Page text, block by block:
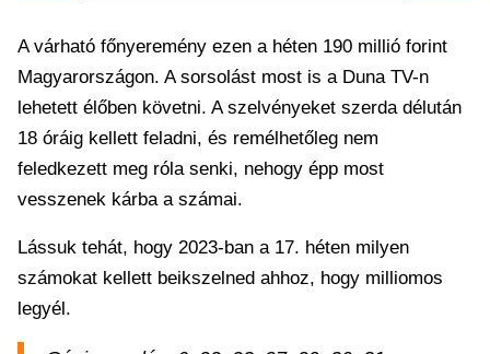
A várható főnyeremény ezen a héten 190 millió forint
Magyarországon. A sorsolást most is a Duna TV-n
lehetett élőben követni. A szelvényeket szerda délután
18 óráig kellett feladni, és remélhetőleg nem
feledkezett meg róla senki, nehogy épp most
vesszenek kárba a számai.
Lássuk tehát, hogy 2023-ban a 17. héten milyen
számokat kellett beikszelned ahhoz, hogy milliomos
legyél.